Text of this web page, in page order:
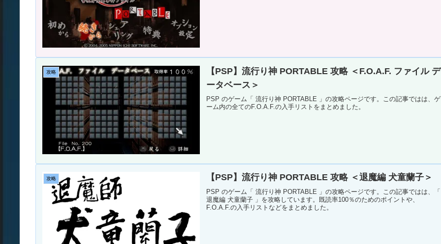
攻略
【PSP】流行り神 PORTABLE 攻略 ＜F.O.A.F. ファイル デ
ータベース＞
PSP のゲーム「 流行り神 PORTABLE 」の攻略ページです。この記事ではは、ゲ
ーム内の全てのF.O.A.F.の入手リストをまとめました。
攻略 【PSP】流行り神 PORTABLE 攻略 ＜退魔編 犬童蘭子＞
PSP のゲーム「 流行り神 PORTABLE 」の攻略ページです。この記事ではは、「
退魔編 犬童蘭子 」を攻略しています。既読率100％のためのポイントや、
F.O.A.F.の入手リストなどをまとめました。